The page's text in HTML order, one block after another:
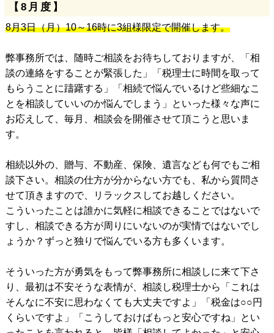
【8月度】
8月3日（月）10～16時に3組様限定で開催します。
弊事務所では、随時ご相談をお待ちしておりますが、「相
談の連絡をすることが緊張した」「税理士に時間を取って
もらうことに躊躇する」「相続で悩んでいるけど些細なこ
とを相談していいのか悩んでしまう」といった様々な声に
お応えして、毎月、相談会を開催させて頂こうと思いま
す。
相続以外の、贈与、不動産、保険、遺言なども何でもご相
談下さい。相談の仕方が分からない方でも、私から質問さ
せて頂きますので、リラックスしてお越しください。
こういったことは誰かに気軽に相談できることではないで
すし、相談できる方が周りにいないのが実情ではないでし
ょうか？ずっと独りで悩んでいる方も多くいます。
そういった方が勇気をもって弊事務所に相談しに来て下さ
り、最初は不安そうな表情が、相談し税理士から「これは
そんなに不安に思わなくても大丈夫ですよ」「税金は○○円
くらいですよ」「こうしておけばもっと安心ですね」とい